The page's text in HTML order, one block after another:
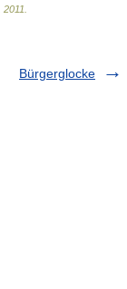
2011
Bürgerglocke